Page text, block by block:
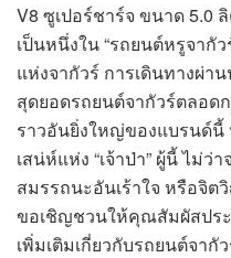
V8 ซูเปอร์ชาร์จ ขนาด 5.0
เป็นหนึ่งใน “รถยนต์หรูจากั
แห่งจากัวร์ การเดินทางผ่า
สุดยอดรถยนต์จากัวร์ตลอด
ราวอันยิ่งใหญ่ของแบรนด์
เสน่ห์แห่ง “เจ้าป่า” ผู้นี้ ไม่ว่
สมรรถนะอันเร้าใจ หรือจิ
ขอเชิญชวนให้คุณสัมผัสปร
เพิ่มเติมเกี่ยวกับรถยนต์จา